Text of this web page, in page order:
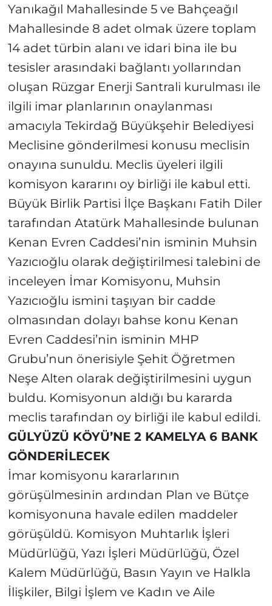
Yanıkağıl Mahallesinde 5 ve Bahçeağıl
Mahallesinde 8 adet olmak üzere toplam
14 adet türbin alanı ve idari bina ile bu
tesisler arasındaki bağlantı yollarından
oluşan Rüzgar Enerji Santrali kurulması ile
ilgili imar planlarının onaylanması
amacıyla Tekirdağ Büyükşehir Belediyesi
Meclisine gönderilmesi konusu meclisin
onayına sunuldu. Meclis üyeleri ilgili
komisyon kararını oy birliği ile kabul etti.
Büyük Birlik Partisi İlçe Başkanı Fatih Diler
tarafından Atatürk Mahallesinde bulunan
Kenan Evren Caddesi’nin isminin Muhsin
Yazıcıoğlu olarak değiştirilmesi talebini de
inceleyen İmar Komisyonu, Muhsin
Yazıcıoğlu ismini taşıyan bir cadde
olmasından dolayı bahse konu Kenan
Evren Caddesi’nin isminin MHP
Grubu’nun önerisiyle Şehit Öğretmen
Neşe Alten olarak değiştirilmesini uygun
buldu. Komisyonun aldığı bu kararda
meclis tarafından oy birliği ile kabul edildi.
GÜLYÜZÜ KÖYÜ’NE 2 KAMELYA 6 BANK
GÖNDERİLECEK
İmar komisyonu kararlarının
görüşülmesinin ardından Plan ve Bütçe
komisyonuna havale edilen maddeler
görüşüldü. Komisyon Muhtarlık İşleri
Müdürlüğü, Yazı İşleri Müdürlüğü, Özel
Kalem Müdürlüğü, Basın Yayın ve Halkla
İlişkiler, Bilgi İşlem ve Kadın ve Aile